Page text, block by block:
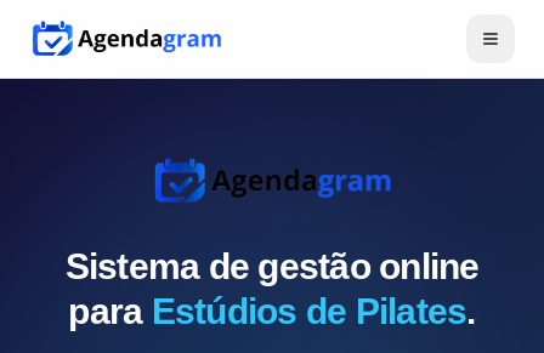
Sistema de gestão online
para Estúdios de Pilates.